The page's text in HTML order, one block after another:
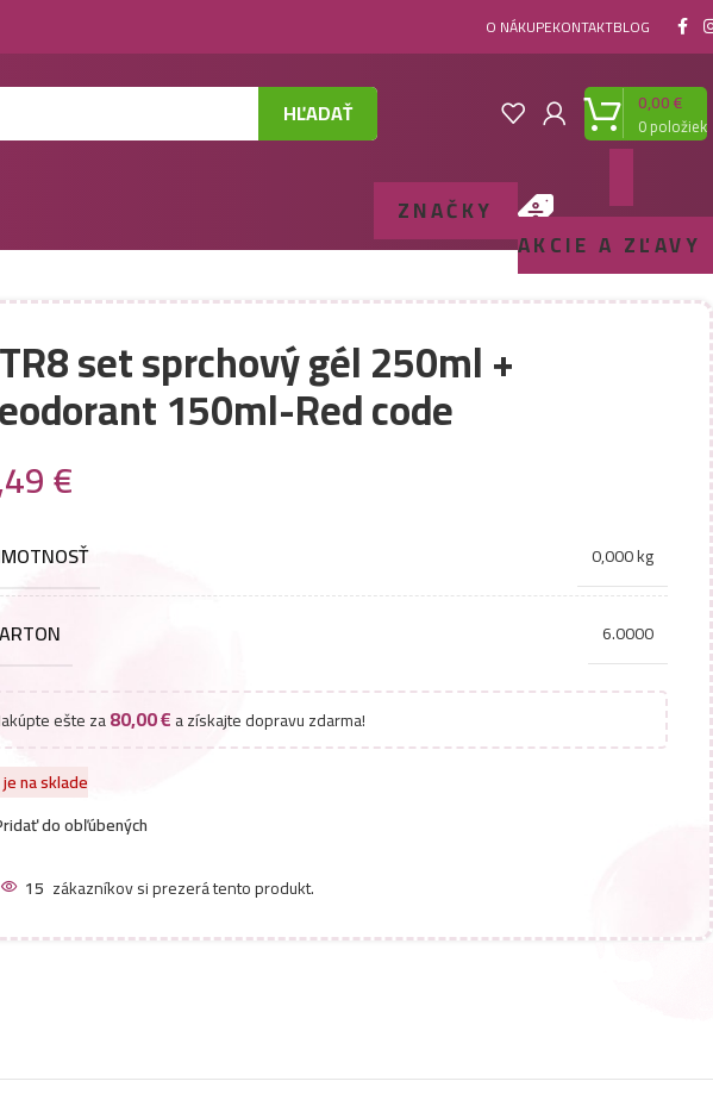
O NÁKUPEKONTAKTBLOG
HĽADAŤ 0položiek
0,00€
ZNAČKY
AKCIE A ZĽAVY
set sprchový gél 250ml +
150ml-Red code
€
0,000 kg
6.0000
ešte za80,00€a získajte dopravu zdarma!
na sklade
do obľúbených
15 zákazníkov si prezerá tento produkt.